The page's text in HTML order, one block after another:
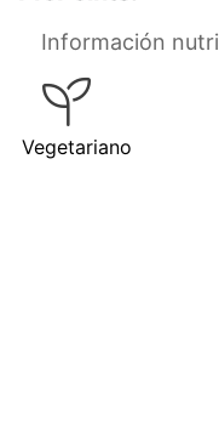
Información
Vegetariano